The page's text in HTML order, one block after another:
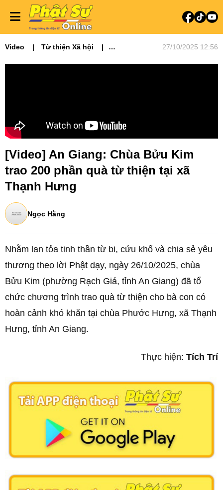
Video
Từ thiện Xã hội
27/10/2025 12:56
[Video] An Giang: Chùa Bửu Kim
trao 200 phần quà từ thiện tại xã
Thạnh Hưng
Ngọc Hằng
Nhằm lan tỏa tinh thần từ bi, cứu khổ và chia sẻ yêu
thương theo lời Phật dạy, ngày 26/10/2025, chùa
Bửu Kim (phường Rạch Giá, tỉnh An Giang) đã tổ
chức chương trình trao quà từ thiện cho bà con có
hoàn cảnh khó khăn tại chùa Phước Hưng, xã Thạnh
Hưng, tỉnh An Giang.
Thực hiện: Tích Trí